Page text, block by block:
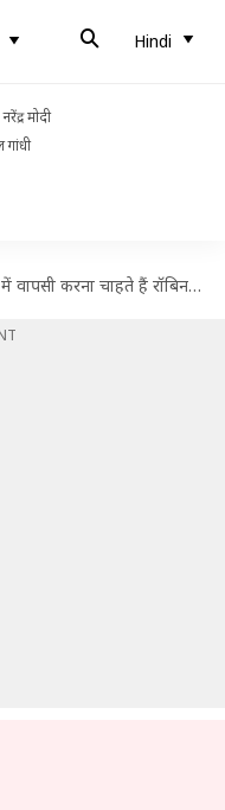
Hindi
नरेंद्र मोदी
गांधी
चाहते हैं रॉबिन उथप्पा, एक और विश्व कप खेलने की उम्मीद